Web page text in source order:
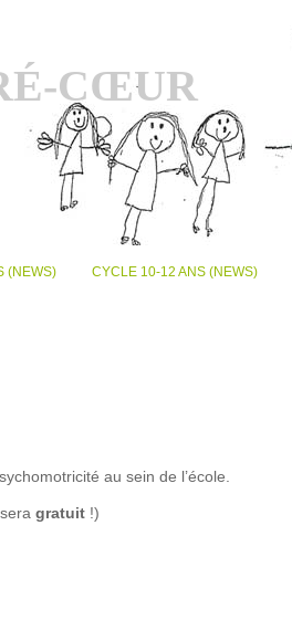
CŒUR
(NEWS) CYCLE 10-12 ANS (NEWS)
au sein de l’école.
gratuit !)